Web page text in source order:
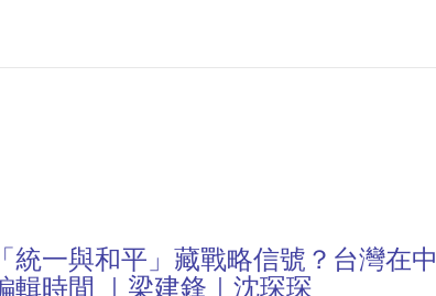
一與和平」藏戰略信號？台灣在中
輯時間 ｜梁建鋒｜沈琛琛